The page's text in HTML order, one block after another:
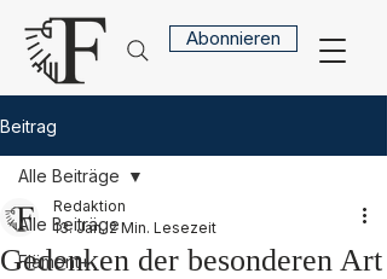
Abonnieren
Beitrag
Alle Beiträge
Flämont+
Alle Beiträge
Gedenken der besonderen Art
Redaktion
13. Jan. 2 Min. Lesezeit